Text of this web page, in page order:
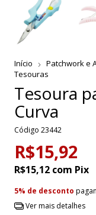
Início Patchwork e
Tesouras
Tesoura
Curva
Código 23442
R$15,92
R$15,12 com Pix
5% de desconto
Ver mais detalhes